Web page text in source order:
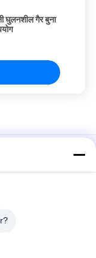
घुलनशील गैर बुना
पैटर्न
समर्थन
के लिए विघटनकारी